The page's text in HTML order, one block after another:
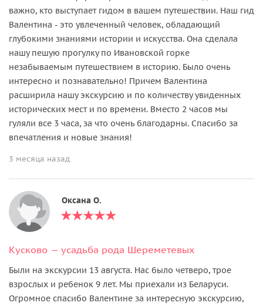
важно, кто выступает гидом в вашем путешествии. Наш гид
Валентина - это увлеченный человек, обладающий
глубокими знаниями истории и искусства. Она сделала
нашу пешую прогулку по Ивановской горке
незабываемым путешествием в историю. Было очень
интересно и познавательно! Причем Валентина
расширила нашу экскурсию и по количеству увиденных
исторических мест и по времени. Вместо 2 часов мы
гуляли все 3 часа, за что очень благодарны. Спасибо за
впечатления и новые знания!
3 месяца назад
Оксана О.
Кусково — усадьба рода Шереметевых
Были на экскурсии 13 августа. Нас было четверо, трое
взрослых и ребенок 9 лет. Мы приехали из Беларуси.
Огромное спасибо Валентине за интересную экскурсию,